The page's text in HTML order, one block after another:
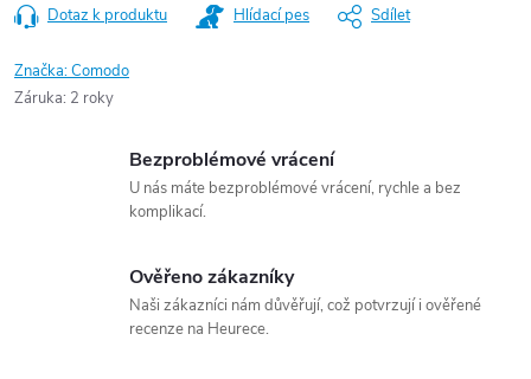
Dotaz k produktu Hlídací pes Sdílet
Značka:Comodo
Záruka: 2 roky
Bezproblémové vrácení
U nás máte bezproblémové vrácení, rychle a bez
komplikací.
Ověřeno zákazníky
Naši zákazníci nám důvěřují, což potvrzují i ověřené
recenze na Heurece.